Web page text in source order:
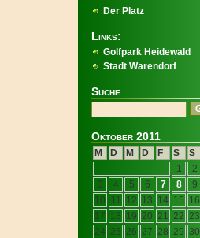
Der Platz
Links:
Golfpark Heidewald
Stadt Warendorf
Suche
Oktober 2011
M D M D F S
S
1
2
3
4 5 6 7 8
9
10
11 12 13 14 15 16
17 18 19 20 21 22 23
24 25 26 27 28 29 30